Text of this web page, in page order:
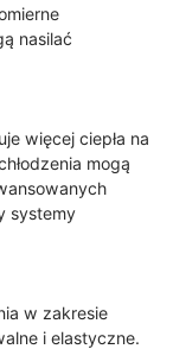
nasilać
więcej ciepła na
mogą
systemy
w zakresie
i elastyczne.